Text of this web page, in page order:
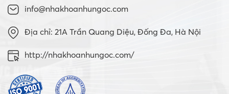
info@nhakhoanhungoc.com
Địa chỉ: 21A Trần Quang Diệu, Đống Đa, Hà Nội
http://nhakhoanhungoc.com/